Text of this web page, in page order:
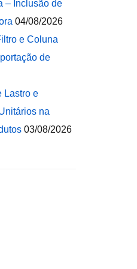
– Inclusão de
04/08/2026
e Coluna
de
Lastro e
na
03/08/2026